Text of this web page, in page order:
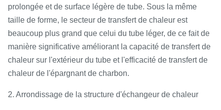
prolongée et de surface légère de tube. Sous la même
taille de forme, le secteur de transfert de chaleur est
beaucoup plus grand que celui du tube léger, de ce fait de
manière significative améliorant la capacité de transfert de
chaleur sur l'extérieur du tube et l'efficacité de transfert de
chaleur de l'épargnant de charbon.
2. Arrondissage de la structure d'échangeur de chaleur